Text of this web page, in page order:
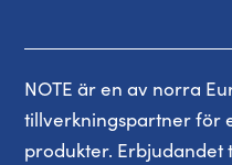
NOTE är en av norra
tillverkningspartner för
produkter. Erbjudandet